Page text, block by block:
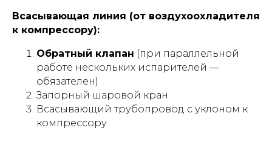
Всасывающая линия (от воздухоохладителя
к компрессору):
Обратный клапан (при параллельной
работе нескольких испарителей —
обязателен)
Запорный шаровой кран
Всасывающий трубопровод с уклоном к
компрессору